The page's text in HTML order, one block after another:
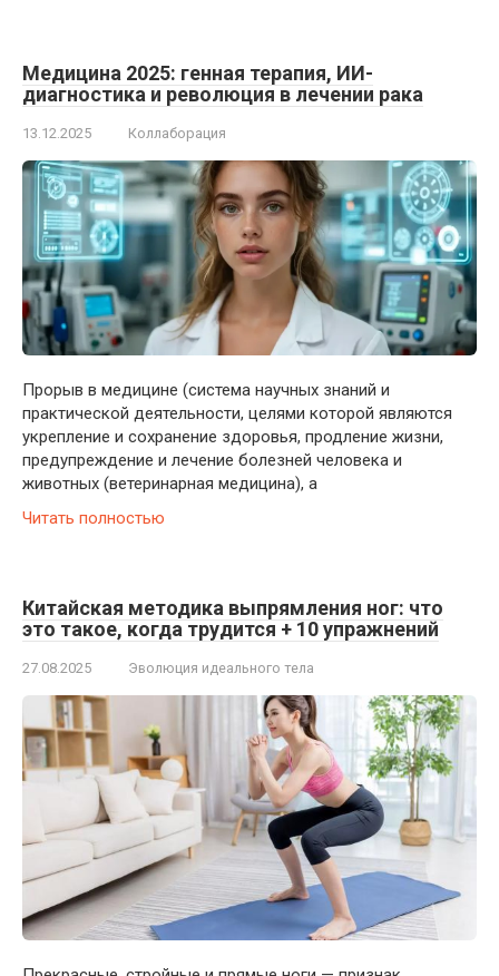
Медицина 2025: генная терапия, ИИ-
диагностика и революция в лечении рака
13.12.2025 Коллаборация
Прорыв в медицине (система научных знаний и
практической деятельности, целями которой являются
укрепление и сохранение здоровья, продление жизни,
предупреждение и лечение болезней человека и
животных (ветеринарная медицина), а
Читать полностью
Китайская методика выпрямления ног: что
это такое, когда трудится + 10 упражнений
27.08.2025 Эволюция идеального тела